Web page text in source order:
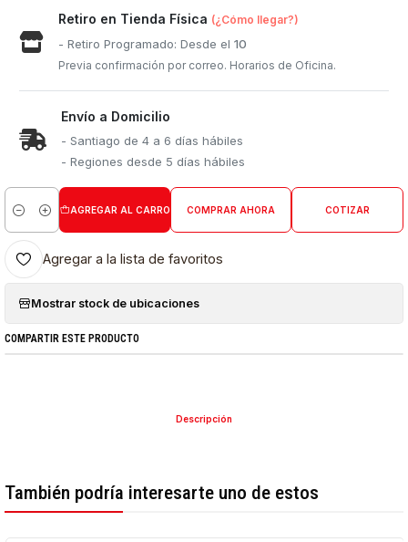
Retiro en Tienda Física (¿Cómo llegar?)
- Retiro Programado: Desde el10
Previa confirmación por correo. Horarios de Oficina.
Envío a Domicilio
- Santiago de 4 a 6 días hábiles
- Regiones desde 5 días hábiles
Cantidad
AGREGAR AL CARRO COMPRAR AHORA COTIZAR
Agregar a la lista de favoritos
Mostrar stock de ubicaciones
COMPARTIR ESTE PRODUCTO
Descripción
También podría interesarte uno de estos